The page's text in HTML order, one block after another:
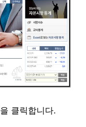
을 클릭합니다.